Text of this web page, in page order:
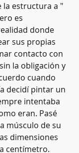
la estructura a "
es
donde
sus propias
contacto con
la obligación y
cuando
decidí pintar un
intentaba
eran. Pasé
músculo de su
dimensiones
centímetro.